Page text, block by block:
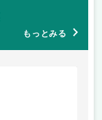
もっとみる